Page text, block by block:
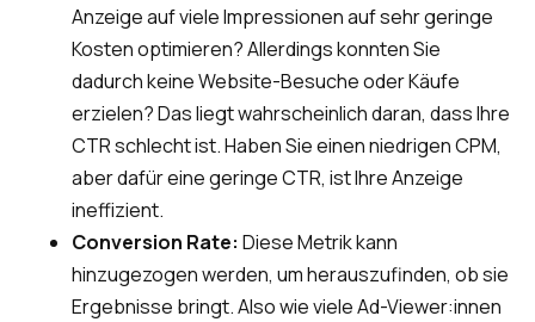
Anzeige auf viele Impressionen auf sehr geringe
Kosten optimieren? Allerdings konnten Sie
dadurch keine Website-Besuche oder Käufe
erzielen? Das liegt wahrscheinlich daran, dass Ihre
CTR schlecht ist. Haben Sie einen niedrigen CPM,
aber dafür eine geringe CTR, ist Ihre Anzeige
ineffizient.
Conversion Rate: Diese Metrik kann
hinzugezogen werden, um herauszufinden, ob sie
Ergebnisse bringt. Also wie viele Ad-Viewer:innen